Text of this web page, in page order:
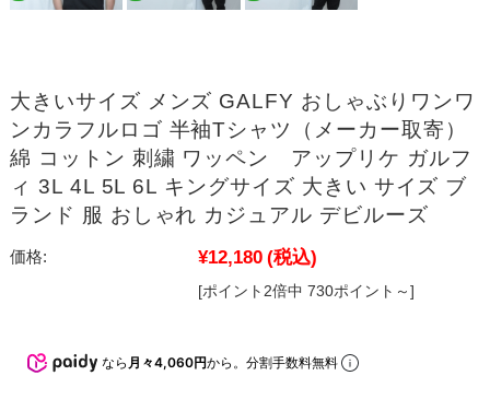
大きいサイズ メンズ GALFY おしゃぶりワンワ
ンカラフルロゴ 半袖Tシャツ（メーカー取寄）
綿 コットン 刺繍 ワッペン アップリケ ガルフ
ィ 3L 4L 5L 6L キングサイズ 大きい サイズ ブ
ランド 服 おしゃれ カジュアル デビルーズ
価格: ¥12,180 (税込)
[ポイント2倍中 730ポイント～]
なら 月々4,060円から。分割手数料無料